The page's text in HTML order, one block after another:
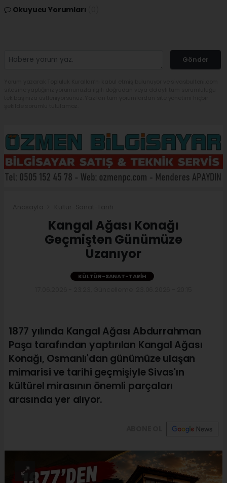
Okuyucu Yorumları
Gönder
Kangal Ağası Konağı
Geçmişten Günümüze
Uzanıyor
KÜLTÜR-SANAT-TARIH
1877 yılında Kangal Ağası Abdurrahman
Paşa tarafından yaptırılan Kangal Ağası
Konağı, Osmanlı'dan günümüze ulaşan
mimarisi ve tarihi geçmişiyle Sivas'ın
kültürel mirasının önemli parçaları
arasında yer alıyor.